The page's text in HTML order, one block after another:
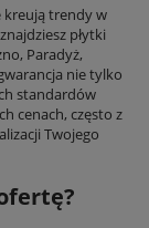
kreują trendy w
płytki
Paradyż,
nie tylko
standardów
cenach, często z
Twojego